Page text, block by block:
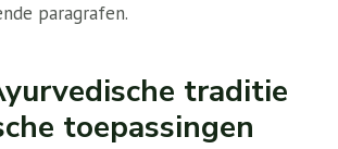
paragrafen.
traditie
toepassingen